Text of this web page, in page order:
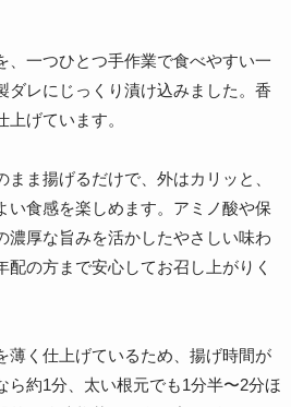
、一つひとつ手作業で食べやすい一
ダレにじっくり漬け込みました。香
げています。
ま揚げるだけで、外はカリッと、
い食感を楽しめます。アミノ酸や保
濃厚な旨みを活かしたやさしい味わ
配の方まで安心してお召し上がりく
薄く仕上げているため、揚げ時間が
ら約1分、太い根元でも1分半〜2分ほ